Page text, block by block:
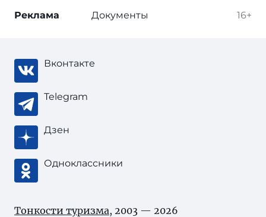
16+
Реклама Документы
Вконтакте
Telegram
Дзен
Одноклассники
Тонкости туризма, 2003 — 2026